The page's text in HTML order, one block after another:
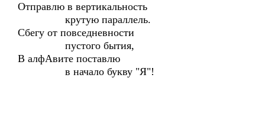
Отправлю в вертикальность
крутую параллель.
Сбегу от повседневности
пустого бытия,
В алфАвите поставлю
в начало букву "Я"!